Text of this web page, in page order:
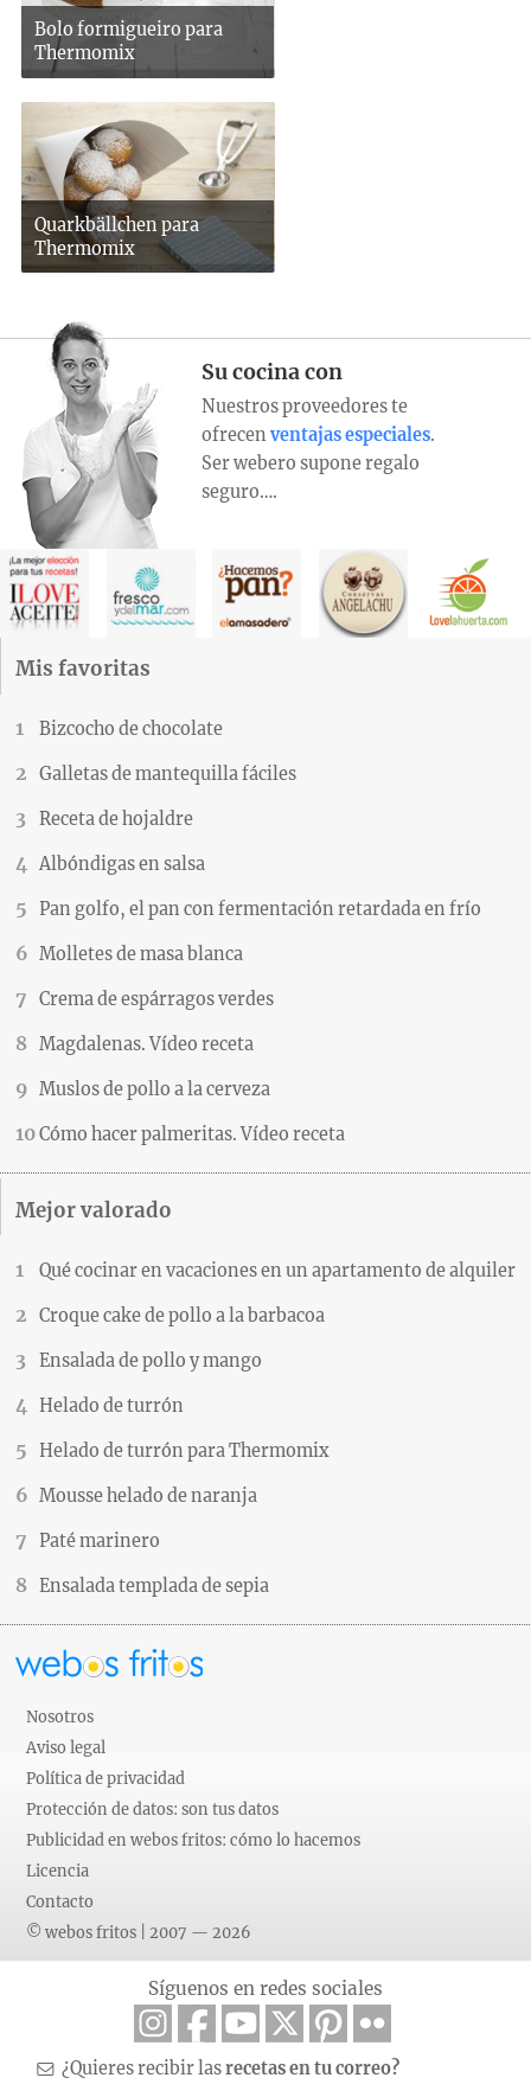
Bolo formigueiro para
Thermomix
Quarkbällchen para
Thermomix
Su cocina con
Nuestros proveedores te
ofrecen ventajas especiales.
Ser webero supone regalo
seguro….
Mis favoritas
Bizcocho de chocolate
Galletas de mantequilla fáciles
Receta de hojaldre
Albóndigas en salsa
Pan golfo, el pan con fermentación retardada en frío
Molletes de masa blanca
Crema de espárragos verdes
Magdalenas. Vídeo receta
Muslos de pollo a la cerveza
Cómo hacer palmeritas. Vídeo receta
Mejor valorado
Qué cocinar en vacaciones en un apartamento de alquiler
Croque cake de pollo a la barbacoa
Ensalada de pollo y mango
Helado de turrón
Helado de turrón para Thermomix
Mousse helado de naranja
Paté marinero
Ensalada templada de sepia
Nosotros
Aviso legal
Política de privacidad
Protección de datos: son tus datos
Publicidad en webos fritos: cómo lo hacemos
Licencia
Contacto
© webos fritos | 2007 — 2026
Síguenos en redes sociales
¿Quieres recibir lasrecetas en tu correo?